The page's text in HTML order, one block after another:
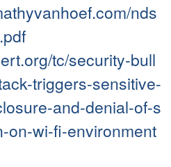
nds
tc/security-bull
triggers-sensitive-
and-denial-of-s
on-wi-fi-environment